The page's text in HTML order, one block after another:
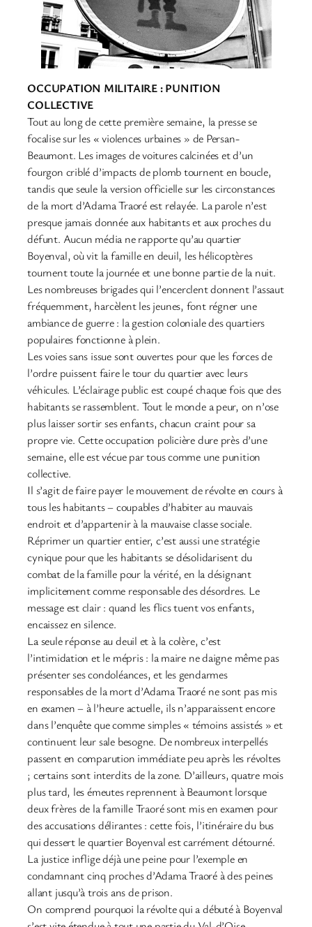
OCCUPATION MILITAIRE : PUNITION
COLLECTIVE
Tout au long de cette première semaine, la presse se
focalise sur les « violences urbaines » de Persan-
Beaumont. Les images de voitures calcinées et d’un
fourgon criblé d’impacts de plomb tournent en boucle,
tandis que seule la version officielle sur les circonstances
de la mort d’Adama Traoré est relayée. La parole n’est
presque jamais donnée aux habitants et aux proches du
défunt. Aucun média ne rapporte qu’au quartier
Boyenval, où vit la famille en deuil, les hélicoptères
tournent toute la journée et une bonne partie de la nuit.
Les nombreuses brigades qui l’encerclent donnent l’assaut
fréquemment, harcèlent les jeunes, font régner une
ambiance de guerre : la gestion coloniale des quartiers
populaires fonctionne à plein.
Les voies sans issue sont ouvertes pour que les forces de
l’ordre puissent faire le tour du quartier avec leurs
véhicules. L’éclairage public est coupé chaque fois que des
habitants se rassemblent. Tout le monde a peur, on n’ose
plus laisser sortir ses enfants, chacun craint pour sa
propre vie. Cette occupation policière dure près d’une
semaine, elle est vécue par tous comme une punition
collective.
Il s’agit de faire payer le mouvement de révolte en cours à
tous les habitants – coupables d’habiter au mauvais
endroit et d’appartenir à la mauvaise classe sociale.
Réprimer un quartier entier, c’est aussi une stratégie
cynique pour que les habitants se désolidarisent du
combat de la famille pour la vérité, en la désignant
implicitement comme responsable des désordres. Le
message est clair : quand les flics tuent vos enfants,
encaissez en silence.
La seule réponse au deuil et à la colère, c’est
l’intimidation et le mépris : la maire ne daigne même pas
présenter ses condoléances, et les gendarmes
responsables de la mort d’Adama Traoré ne sont pas mis
en examen – à l’heure actuelle, ils n’apparaissent encore
dans l’enquête que comme simples « témoins assistés » et
continuent leur sale besogne. De nombreux interpellés
passent en comparution immédiate peu après les révoltes
; certains sont interdits de la zone. D’ailleurs, quatre mois
plus tard, les émeutes reprennent à Beaumont lorsque
deux frères de la famille Traoré sont mis en examen pour
des accusations délirantes : cette fois, l’itinéraire du bus
qui dessert le quartier Boyenval est carrément détourné.
La justice inflige déjà une peine pour l’exemple en
condamnant cinq proches d’Adama Traoré à des peines
allant jusqu’à trois ans de prison.
On comprend pourquoi la révolte qui a débuté à Boyenval